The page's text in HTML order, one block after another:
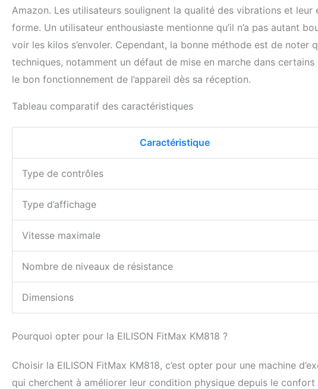
Amazon. Les utilisateurs soulignent la qualité des vibrations et
forme. Un utilisateur enthousiaste mentionne qu’il n’a pas autant
voir les kilos s’envoler. Cependant, la bonne méthode est de
techniques, notamment un défaut de mise en marche dans
le bon fonctionnement de l’appareil dès sa réception.
Tableau comparatif des caractéristiques
Caractéristique
Type de contrôles
Type d’affichage
Vitesse maximale
Nombre de niveaux de résistance
Dimensions
Pourquoi opter pour la EILISON FitMax KM818 ?
Choisir la EILISON FitMax KM818, c’est opter pour une machine
qui cherchent à améliorer leur condition physique depuis le